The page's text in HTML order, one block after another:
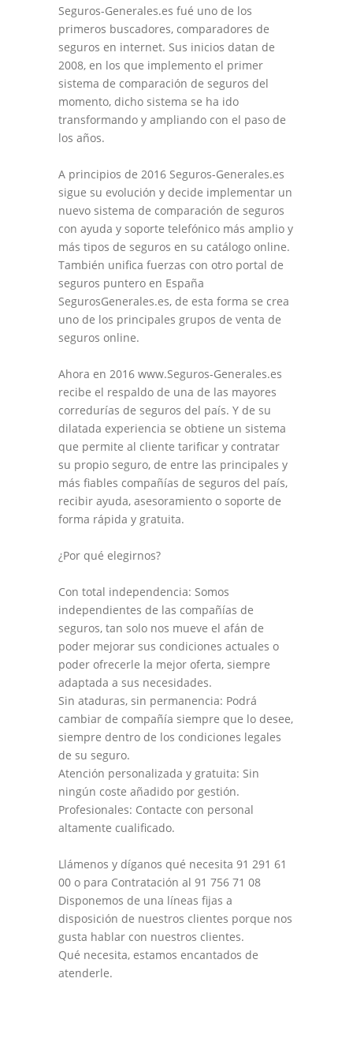
Seguros-Generales.es fué uno de los
primeros buscadores, comparadores de
seguros en internet. Sus inicios datan de
2008, en los que implemento el primer
sistema de comparación de seguros del
momento, dicho sistema se ha ido
transformando y ampliando con el paso de
los años.
A principios de 2016 Seguros-Generales.es
sigue su evolución y decide implementar un
nuevo sistema de comparación de seguros
con ayuda y soporte telefónico más amplio y
más tipos de seguros en su catálogo online.
También unifica fuerzas con otro portal de
seguros puntero en España
SegurosGenerales.es, de esta forma se crea
uno de los principales grupos de venta de
seguros online.
Ahora en 2016 www.Seguros-Generales.es
recibe el respaldo de una de las mayores
corredurías de seguros del país. Y de su
dilatada experiencia se obtiene un sistema
que permite al cliente tarificar y contratar
su propio seguro, de entre las principales y
más fiables compañías de seguros del país,
recibir ayuda, asesoramiento o soporte de
forma rápida y gratuita.
¿Por qué elegirnos?
Con total independencia: Somos
independientes de las compañías de
seguros, tan solo nos mueve el afán de
poder mejorar sus condiciones actuales o
poder ofrecerle la mejor oferta, siempre
adaptada a sus necesidades.
Sin ataduras, sin permanencia: Podrá
cambiar de compañía siempre que lo desee,
siempre dentro de los condiciones legales
de su seguro.
Atención personalizada y gratuita: Sin
ningún coste añadido por gestión.
Profesionales: Contacte con personal
altamente cualificado.
Llámenos y díganos qué necesita 91 291 61
00 o para Contratación al 91 756 71 08
Disponemos de una líneas fijas a
disposición de nuestros clientes porque nos
gusta hablar con nuestros clientes.
Qué necesita, estamos encantados de
atenderle.